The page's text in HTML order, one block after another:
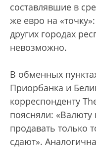
составлявшие в
же евро на
других городах
невозможно.
В обменных
Приорбанка и
корреспонденту
поясняли:
продавать только
сдают».